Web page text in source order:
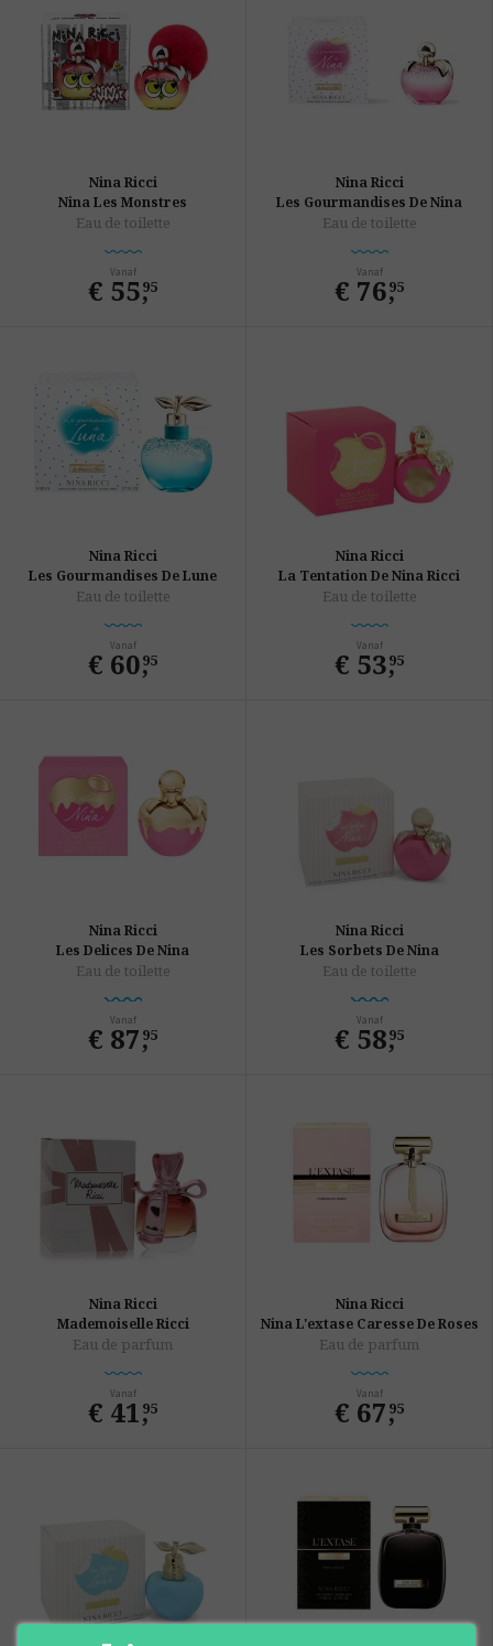
Nina Ricci
Nina Les Monstres
Eau de toilette
Vanaf
€ 55,
95
Nina Ricci
Les Gourmandises De Nina
Eau de toilette
Vanaf
€ 76,
95
Nina Ricci
Les Gourmandises De Lune
Eau de toilette
Vanaf
€ 60,
95
Nina Ricci
La Tentation De Nina Ricci
Eau de toilette
Vanaf
€ 53,
95
Nina Ricci
Les Delices De Nina
Eau de toilette
Vanaf
€ 87,
95
Nina Ricci
Les Sorbets De Nina
Eau de toilette
Vanaf
€ 58,
95
Nina Ricci
Mademoiselle Ricci
Eau de parfum
Vanaf
€ 41,
95
Nina Ricci
Nina L'extase Caresse De Roses
Eau de parfum
Vanaf
€ 67,
95